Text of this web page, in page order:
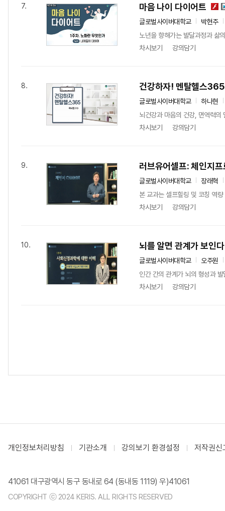
7. 마음 나이 다이어트
글로벌사이버대학교
박현주
노년을 향해가는 발달과정과 삶
차시보기
강의담기
8. 건강하자! 멘탈헬스365
글로벌사이버대학교
하나현
뇌건강과 마음의 건강, 면역력의
차시보기
강의담기
9. 러브유어셀프: 체인지
글로벌사이버대학교
장래혁
본 교과는 셀프힐링 및 코칭 역
차시보기
강의담기
10. 뇌를 알면 관계가 보인다
글로벌사이버대학교
오주원
인간 간의 관계가 뇌의 형성과
차시보기
강의담기
개인정보처리방침 기관소개 강의보기 환경설정 저작권신
41061 대구광역시 동구 동내로 64 (동내동 1119) 우)41061
COPYRIGHT ⓒ 2024 KERIS. ALL RIGHTS RESERVED